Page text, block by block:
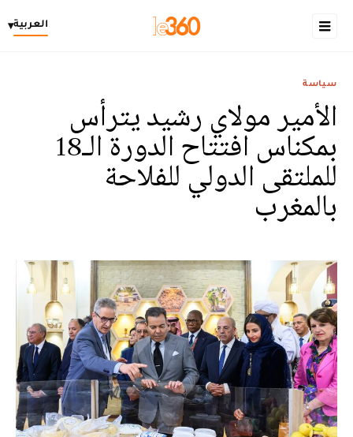
العربية▾
سياسة
الأمير مولاي رشيد يترأس
بمكناس افتتاح الدورة الـ18
للملتقى الدولي للفلاحة
بالمغرب